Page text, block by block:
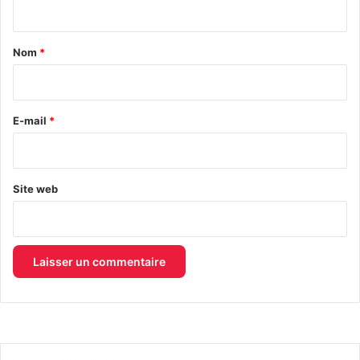
a
e
Nom *
E-mail *
Site web